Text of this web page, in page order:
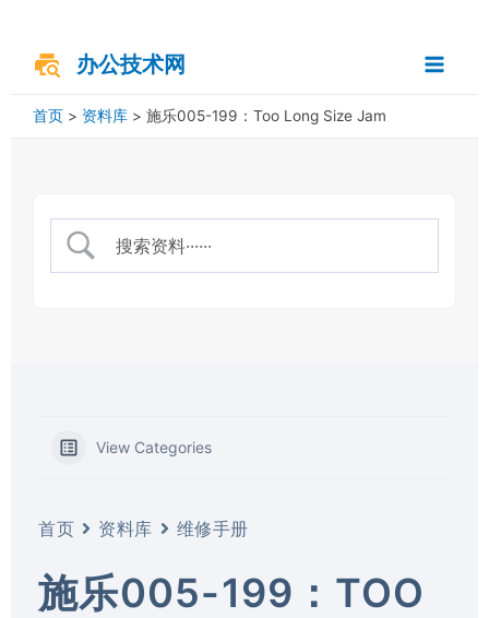
办公技术网
Menu
首页 资料库 施乐005-199：Too Long Size Jam
View Categories
首页 资料库 维修手册
施乐005-199：TOO